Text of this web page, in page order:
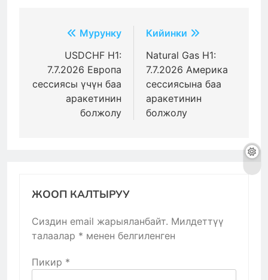
Жазуулар
боюнча
багыттоо
Мурунку
USDCHF H1:
7.7.2026 Европа
сессиясы үчүн баа
аракетинин
болжолу
Кийинки
Natural Gas H1:
7.7.2026 Америка
сессиясына баа
аракетинин
болжолу
ЖООП КАЛТЫРУУ
Сиздин email жарыяланбайт. Милдеттүү
талаалар * менен белгиленген
Пикир *